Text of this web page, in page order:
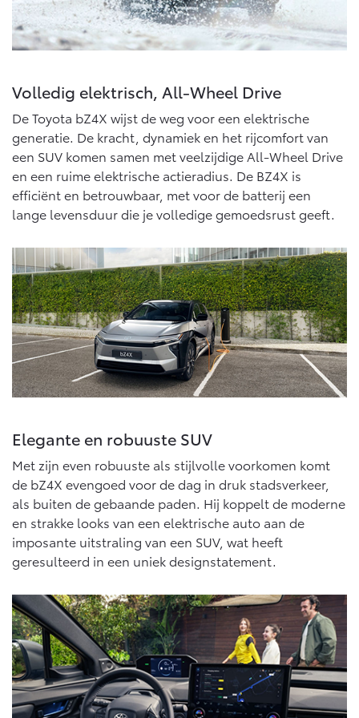
ELEKTRISCH
Vanaf € 37.500,- Vanaf € 55.950,-
OOK ALS BATTERIJ-
ELEKTRISCH
Vanaf € 46.301,-
OOK ALS BATTERIJ-
ELEKTRISCH
Vanaf € 56.570,-
Vanaf € 89.986,-
Volledig elektrisch, All-Wheel Drive
De Toyota bZ4X wijst de weg voor een elektrische
generatie. De kracht, dynamiek en het rijcomfort van
een SUV komen samen met veelzijdige All-Wheel Drive
en een ruime elektrische actieradius. De BZ4X is
efficiënt en betrouwbaar, met voor de batterij een
lange levensduur die je volledige gemoedsrust geeft.
Elegante en robuuste SUV
Met zijn even robuuste als stijlvolle voorkomen komt
de bZ4X evengoed voor de dag in druk stadsverkeer,
als buiten de gebaande paden. Hij koppelt de moderne
en strakke looks van een elektrische auto aan de
imposante uitstraling van een SUV, wat heeft
geresulteerd in een uniek designstatement.